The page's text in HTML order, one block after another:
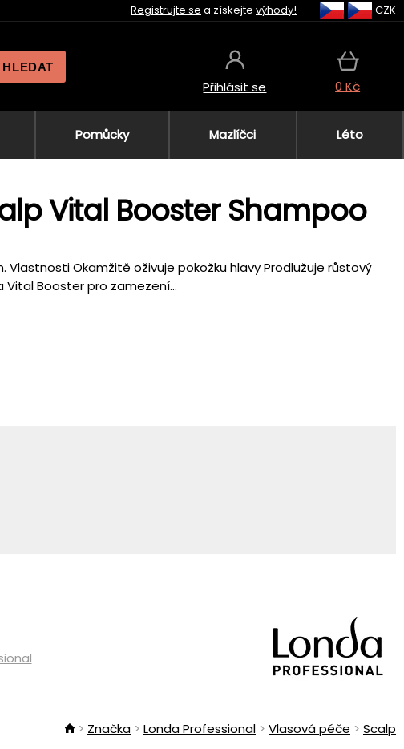
Registrujte se a získejte výhody! CZK
HLEDAT
Přihlásit se 0 Kč
Pomůcky Mazlíčci Léto
Vital Booster Shampoo
Okamžitě oživuje pokožku hlavy Prodlužuje růstový
Booster pro zamezení...
Značka Londa Professional Vlasová péče Scalp